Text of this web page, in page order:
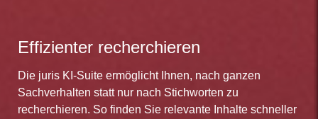
Effizienter recherchieren
Die juris KI-Suite ermöglicht Ihnen, nach ganzen
Sachverhalten statt nur nach Stichworten zu
recherchieren. So finden Sie relevante Inhalte schneller